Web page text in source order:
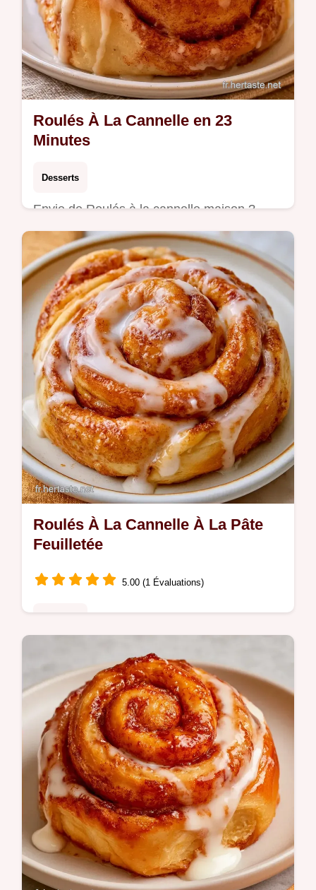
Roulés À La Cannelle en 23
Minutes
Desserts
Envie de Roulés à la cannelle maison ?
Préparez-les en 23 minutes avec notre
guide incluant un tableau des ingrédients et
leurs remplacements.
Roulés À La Cannelle À La Pâte
Feuilletée
5.00 (1 Évaluations)
Suivez notre guide pas à pas pour préparer
des Roulés À La Cannelle Pâte Feuilletée.
Un dessert croustillant et savoureux, sans
aucun pétrissage.